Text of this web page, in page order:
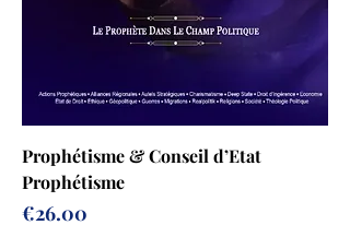
Prophétisme & Conseil d’Etat
Prophétisme
Prix
€26.00